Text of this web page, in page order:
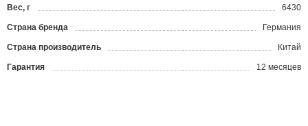
Вес, г 6430
Страна бренда Германия
Страна производитель Китай
Гарантия 12 месяцев